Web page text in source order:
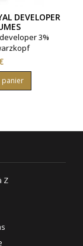
DEVELOPER
3%
panier
Z